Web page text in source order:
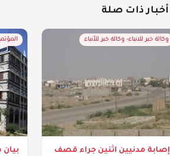
أخبار ذات صلة
وكالة خبر للانباء- وكالة خبر للأنباء
إصابة مدنيين اثنين جراء قصف
بيان